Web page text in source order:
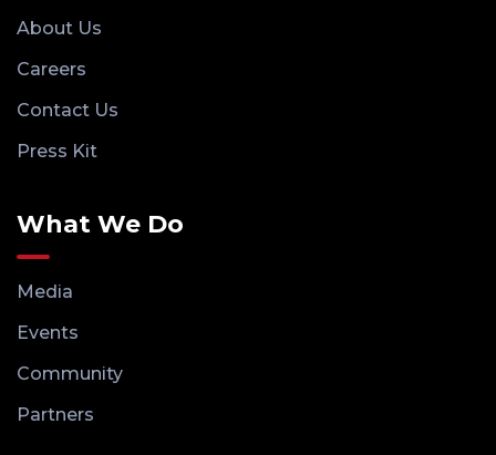
About Us
Careers
Contact Us
Press Kit
What We Do
Media
Events
Community
Partners